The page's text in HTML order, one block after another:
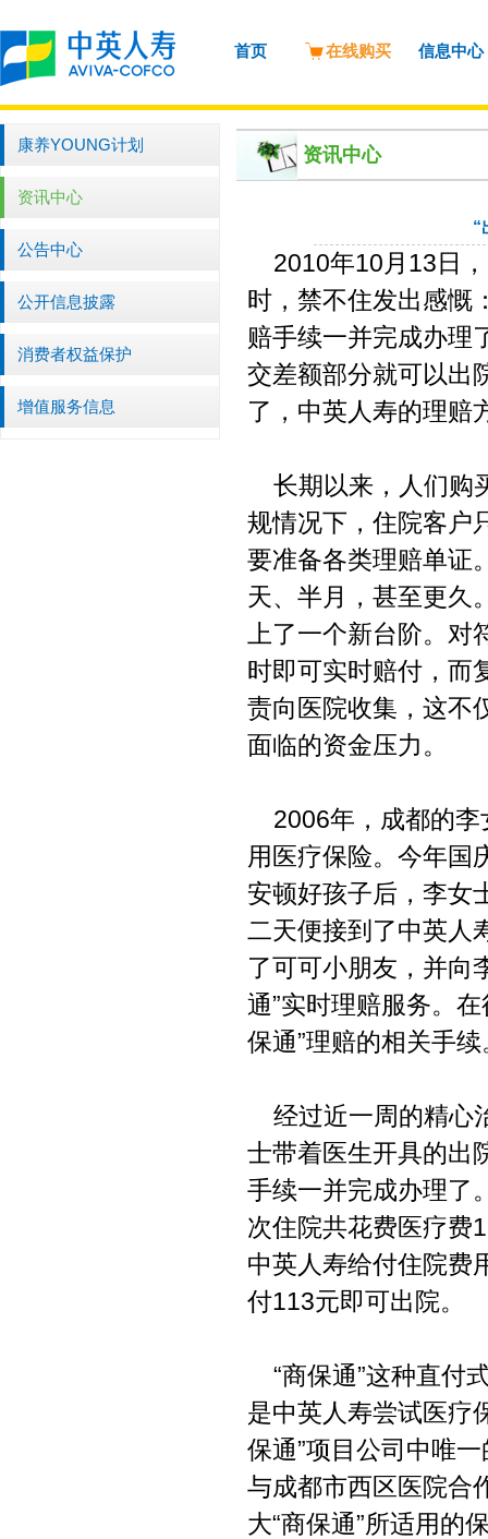
首页 在线购买 信息中心
康养YOUNG计划
资讯中心
公告中心
公开信息披露
消费者权益保护
增值服务信息
资讯中心
“
2010年10月13日，
时，禁不住发出感慨
赔手续一并完成办理
交差额部分就可以出
了，中英人寿的理赔
长期以来，人们购
规情况下，住院客户
要准备各类理赔单证
天、半月，甚至更久
上了一个新台阶。对
时即可实时赔付，而
责向医院收集，这不
面临的资金压力。
2006年，成都的李
用医疗保险。今年国
安顿好孩子后，李女
二天便接到了中英人
了可可小朋友，并向
通”实时理赔服务。
保通”理赔的相关手续
经过近一周的精心
士带着医生开具的出
手续一并完成办理了
次住院共花费医疗费
中英人寿给付住院费
付113元即可出院。
“商保通”这种直付
是中英人寿尝试医疗
保通”项目公司中唯
与成都市西区医院合
大“商保通”所适用的